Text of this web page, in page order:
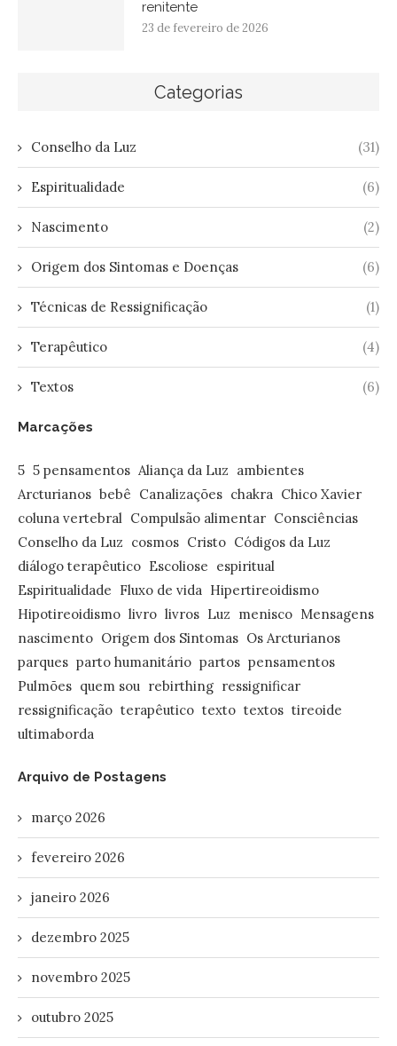
renitente
23 de fevereiro de 2026
Categorias
Conselho da Luz (31)
Espiritualidade (6)
Nascimento (2)
Origem dos Sintomas e Doenças (6)
Técnicas de Ressignificação (1)
Terapêutico (4)
Textos (6)
Marcações
5 5 pensamentos Aliança da Luz ambientes
Arcturianos bebê Canalizações chakra Chico Xavier
coluna vertebral Compulsão alimentar Consciências
Conselho da Luz cosmos Cristo Códigos da Luz
diálogo terapêutico Escoliose espiritual
Espiritualidade Fluxo de vida Hipertireoidismo
Hipotireoidismo livro livros Luz menisco Mensagens
nascimento Origem dos Sintomas Os Arcturianos
parques parto humanitário partos pensamentos
Pulmões quem sou rebirthing ressignificar
ressignificação terapêutico texto textos tireoide
ultimaborda
Arquivo de Postagens
março 2026
fevereiro 2026
janeiro 2026
dezembro 2025
novembro 2025
outubro 2025